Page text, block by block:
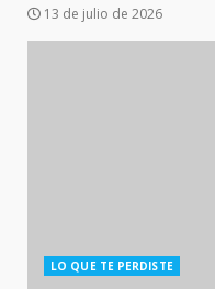
13 de julio de 2026
LO QUE TE PERDISTE